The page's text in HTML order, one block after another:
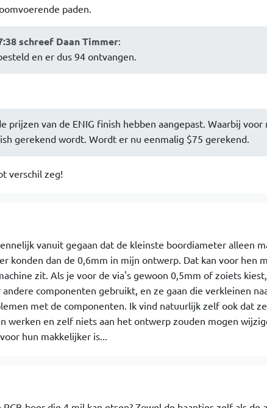
paden.
schreef Daan Timmer:
en er dus 94 ontvangen.
prijzen van de ENIG finish hebben aangepast. Waarbij voor
gerekend wordt. Wordt er nu eenmalig $75 gerekend.
verschil zeg!
vanuit gegaan dat de kleinste boordiameter alleen
konden dan de 0,6mm in mijn ontwerp. Dat kan voor hen
zit. Als je voor de via's gewoon 0,5mm of zoiets
componenten gebruikt, en ze gaan die verkleinen
met de componenten. Ik vind natuurlijk zelf ook dat
werken en zelf niets aan het ontwerp zouden mogen
hun makkelijker is...